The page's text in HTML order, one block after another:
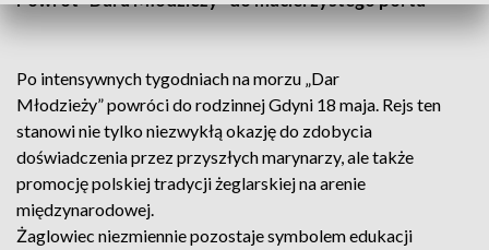
Po intensywnych tygodniach na morzu „Dar
Młodzieży” powróci do rodzinnej Gdyni 18 maja. Rejs ten
stanowi nie tylko niezwykłą okazję do zdobycia
doświadczenia przez przyszłych marynarzy, ale także
promocję polskiej tradycji żeglarskiej na arenie
międzynarodowej.
Żaglowiec niezmiennie pozostaje symbolem edukacji